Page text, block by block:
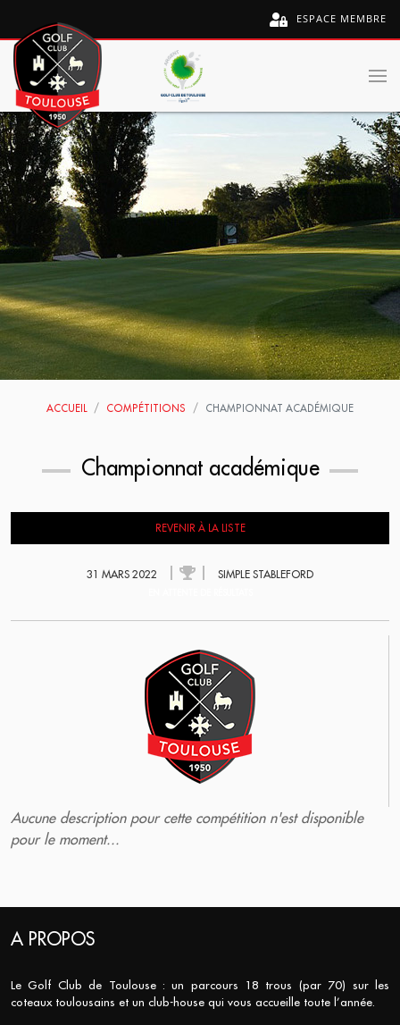
ESPACE MEMBRE
ACCUEIL COMPÉTITIONS CHAMPIONNAT ACADÉMIQUE
Championnat académique
REVENIR À LA LISTE
31 MARS 2022 SIMPLE STABLEFORD
Aucune description pour cette compétition n'est disponible
pour le moment...
A PROPOS
Le Golf Club de Toulouse : un parcours 18 trous (par 70) sur les
coteaux toulousains et un club-house qui vous accueille toute l’année.